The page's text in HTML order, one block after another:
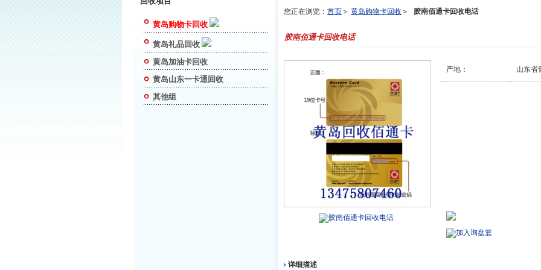
黄岛购物卡回收
黄岛礼品回收
黄岛加油卡回收
黄岛山东一卡通回收
其他组
您正在浏览： 首页 黄岛购物卡回收 胶南佰通卡回收电话
胶南佰通卡回收电话
产地： 山东省
加入询盘篮
胶南佰通卡回收电话
详细描述